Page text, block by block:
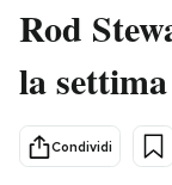
Italia
Politica
Tecnologia
Internet
Rod
la
Condividi